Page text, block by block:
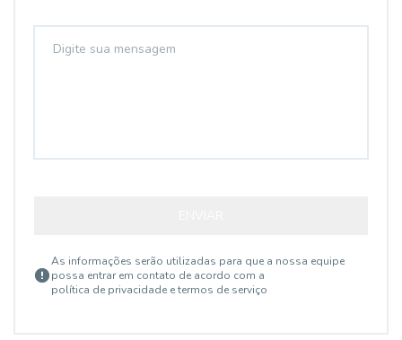
As informações serão utilizadas para que a nossa equipe
possa entrar em contato de acordo com a
política de privacidade e termos de serviço